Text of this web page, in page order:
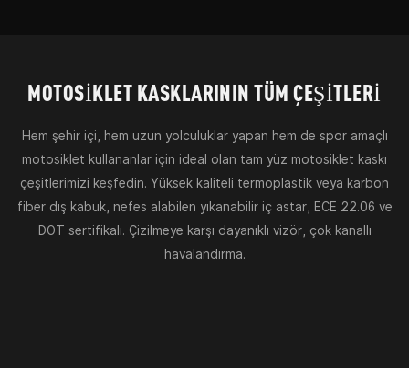
MOTOSIKLET KASKLARININ TÜM ÇEŞITLERI
Hem şehir içi, hem uzun yolculuklar yapan hem de spor amaçlı
motosiklet kullananlar için ideal olan tam yüz motosiklet kaskı
çeşitlerimizi keşfedin. Yüksek kaliteli termoplastik veya karbon
fiber dış kabuk, nefes alabilen yıkanabilir iç astar, ECE 22.06 ve
DOT sertifikalı. Çizilmeye karşı dayanıklı vizör, çok kanallı
havalandırma.